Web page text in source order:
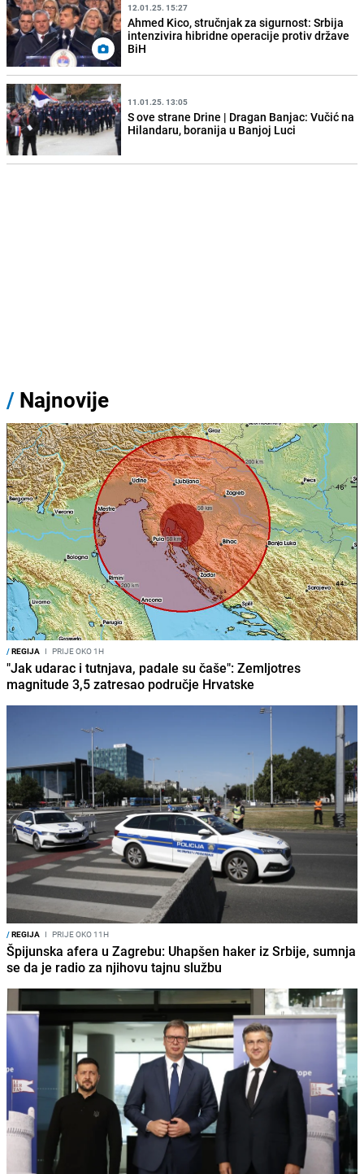
12.01.25. 15:27
Ahmed Kico, stručnjak za sigurnost: Srbija
intenzivira hibridne operacije protiv države
BiH
11.01.25. 13:05
S ove strane Drine | Dragan Banjac: Vučić na
Hilandaru, boranija u Banjoj Luci
/ Najnovije
/REGIJA I PRIJE OKO 1H
"Jak udarac i tutnjava, padale su čaše": Zemljotres
magnitude 3,5 zatresao područje Hrvatske
/REGIJA I PRIJE OKO 11H
Špijunska afera u Zagrebu: Uhapšen haker iz Srbije, sumnja
se da je radio za njihovu tajnu službu